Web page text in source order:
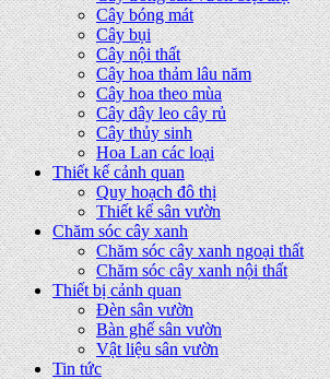
Cây bóng mát
Cây bụi
Cây nội thất
Cây hoa thảm lâu năm
Cây hoa theo mùa
Cây dây leo cây rủ
Cây thủy sinh
Hoa Lan các loại
Thiết kế cảnh quan
Quy hoạch đô thị
Thiết kế sân vườn
Chăm sóc cây xanh
Chăm sóc cây xanh ngoại thất
Chăm sóc cây xanh nội thất
Thiết bị cảnh quan
Đèn sân vườn
Bàn ghế sân vườn
Vật liệu sân vườn
Tin tức